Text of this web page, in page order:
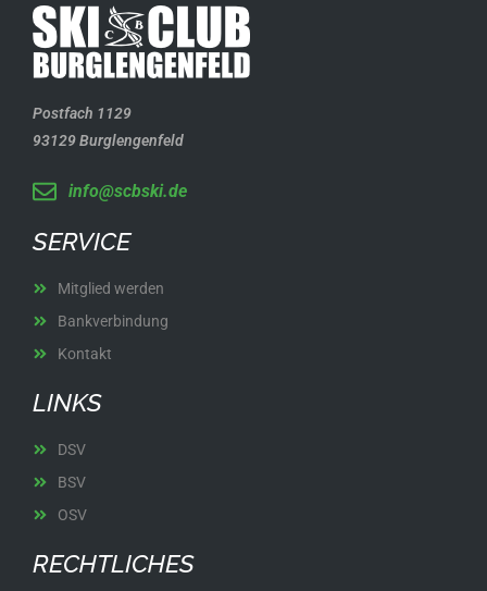
Postfach 1129
93129 Burglengenfeld
info@scbski.de
SERVICE
Mitglied werden
Bankverbindung
Kontakt
LINKS
DSV
BSV
OSV
RECHTLICHES